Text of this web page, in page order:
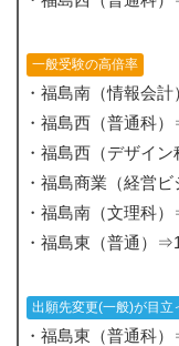
一般受験の高倍率
・福島南（情報会
・福島西（普通科
・福島西（デザイ
・福島商業（経営
・福島南（文理科
・福島東（普通）
出願先変更(一般)が目立
・福島東（普通科